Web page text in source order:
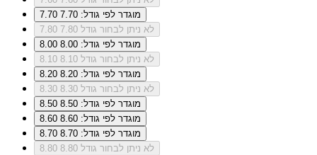
7.70
מוגדר לפי גודל: 7.70
7.80
לא ניתן לבחור גודל 7.80
8.00
מוגדר לפי גודל: 8.00
8.10
לא ניתן לבחור גודל 8.10
8.20
מוגדר לפי גודל: 8.20
8.30
לא ניתן לבחור גודל 8.30
8.50
מוגדר לפי גודל: 8.50
8.60
מוגדר לפי גודל: 8.60
8.70
מוגדר לפי גודל: 8.70
8.80
לא ניתן לבחור גודל 8.80